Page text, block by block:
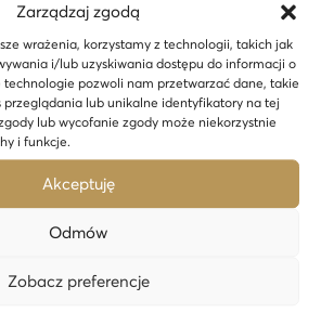
Zarządzaj zgodą
wrażenia, korzystamy z technologii, takich jak
i/lub uzyskiwania dostępu do informacji o
pozwoli nam przetwarzać dane, takie
przeglądania lub unikalne identyfikatory na tej
lub wycofanie zgody może niekorzystnie
i funkcje.
Akceptuję
Odmów
Zobacz preferencje
606,56zł
Dodaj do koszyka